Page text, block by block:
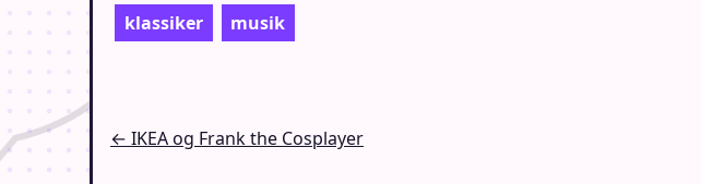
klassiker musik
Indlægsnavigation
← IKEA og Frank the Cosplayer